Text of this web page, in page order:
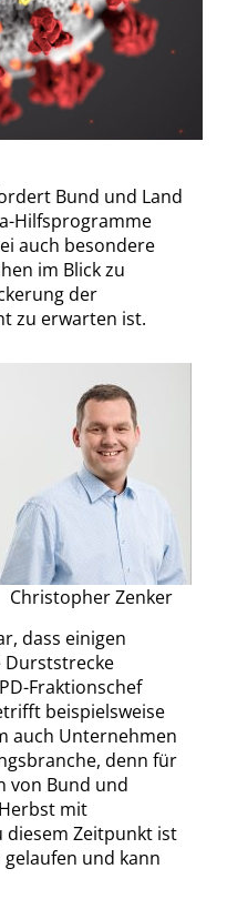
Bund und Land
Hilfsprogramme
auch besondere
im Blick zu
der
zu erwarten ist.
Christopher Zenker
dass einigen
Durststrecke
Fraktionschef
beispielsweise
auch Unternehmen
denn für
von Bund und
mit
diesem Zeitpunkt ist
und kann